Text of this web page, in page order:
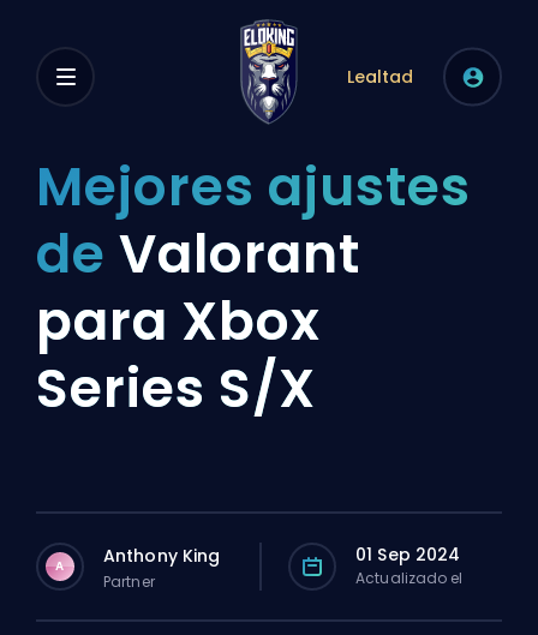
Lealtad
Mejores ajustes
de Valorant
para Xbox
Series S/X
A Anthony King
Partner
01 Sep 2024
Actualizado el